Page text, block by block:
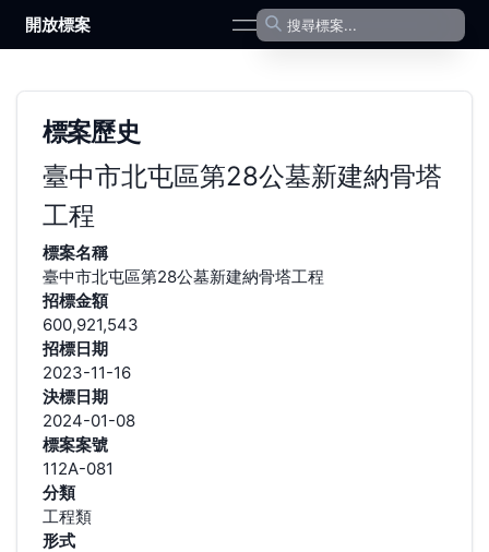
開放標案 open navigation menu
標案歷史
臺中市北屯區第28公墓新建納骨塔
工程
標案名稱
臺中市北屯區第28公墓新建納骨塔工程
招標金額
600,921,543
招標日期
2023-11-16
決標日期
2024-01-08
標案案號
112A-081
分類
工程類
形式